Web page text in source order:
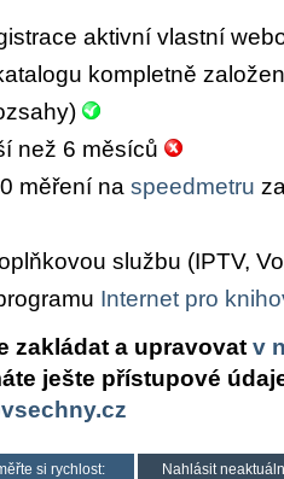
aktivní vlastní
kompletně
než 6 měsíců
měření na speedmetru
službu (IPTV,
Internet pro
zakládat a upravovat v
ješte přístupové
si rychlost:
Nahlásit